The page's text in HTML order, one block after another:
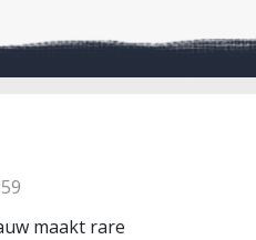
maakt rare